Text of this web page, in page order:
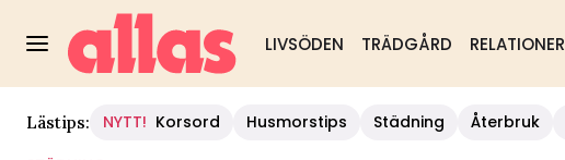
LIVSÖDEN TRÄDGÅRD RELATIONER
Lästips: NYTT! Korsord Husmorstips Städning Återbruk